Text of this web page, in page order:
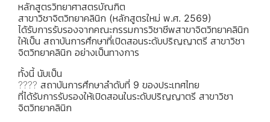
หลักสูตรวิทยาศาสตรบัณฑิต
สาขาวิชาจิตวิทยาคลินิก (หลักสูตรใหม่ พ.ศ. 2569)
ได้รับการรับรองจากคณะกรรมการวิชาชีพสาขาจิตวิทยาคลินิก
ให้เป็น สถาบันการศึกษาที่เปิดสอนระดับปริญญาตรี สาขาวิชา
จิตวิทยาคลินิก อย่างเป็นทางการ
ทั้งนี้ นับเป็น
???? สถาบันการศึกษาลำดับที่ 9 ของประเทศไทย
ที่ได้รับการรับรองให้เปิดสอนในระดับปริญญาตรี สาขาวิชา
จิตวิทยาคลินิก